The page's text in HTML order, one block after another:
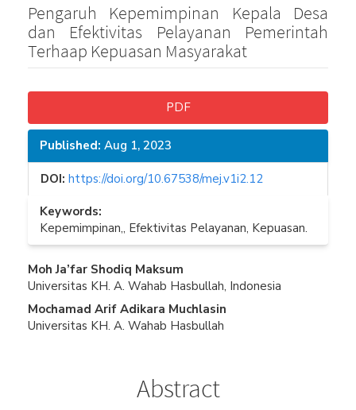
Pengaruh Kepemimpinan Kepala Desa
dan Efektivitas Pelayanan Pemerintah
Terhaap Kepuasan Masyarakat
Article
Sidebar
PDF
Published: Aug 1, 2023
DOI: https://doi.org/10.67538/mej.v1i2.12
Keywords:
Kepemimpinan,, Efektivitas Pelayanan, Kepuasan.
Main
Article
Content
Moh Ja’far Shodiq Maksum
Universitas KH. A. Wahab Hasbullah, Indonesia
Mochamad Arif Adikara Muchlasin
Universitas KH. A. Wahab Hasbullah
Abstract